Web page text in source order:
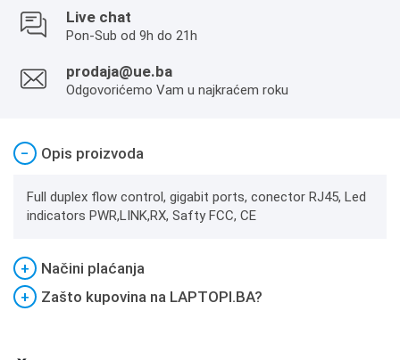
Live chat
Pon-Sub od 9h do 21h
prodaja@ue.ba
Odgovorićemo Vam u najkraćem roku
− Opis proizvoda
Full duplex flow control, gigabit ports, conector RJ45, Led
indicators PWR,LINK,RX, Safty FCC, CE
+
Načini plaćanja
+
Zašto kupovina na LAPTOPI.BA?